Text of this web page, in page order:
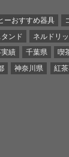
ーおすすめ器具
ンド ネルドリ
績 千葉県 喫
神奈川県 紅